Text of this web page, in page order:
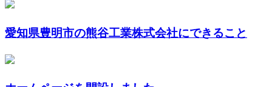
愛知県豊明市の熊谷工業株式会社にできること